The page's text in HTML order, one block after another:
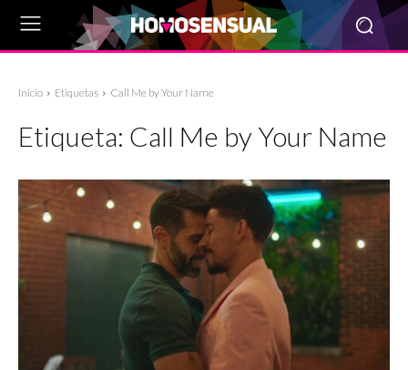
Inicio Etiquetas Call Me by Your Name
Etiqueta: Call Me by Your Name